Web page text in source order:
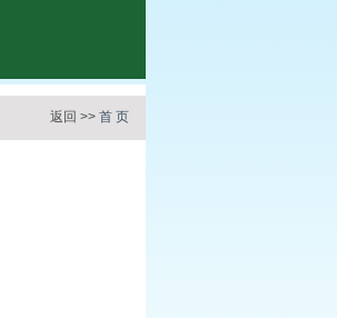
返回 >> 首 页